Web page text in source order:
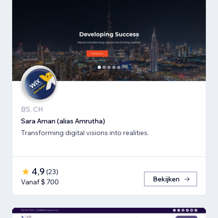
BS, CH
Sara Aman (alias Amrutha)
Transforming digital visions into realities.
4,9 (23)
Vanaf $ 700
Bekijken